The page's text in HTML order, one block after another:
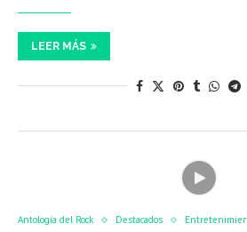
LEER MÁS
Antología del Rock Destacados